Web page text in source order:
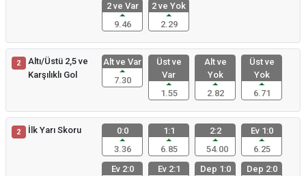
2 ve Var
9.46
2 ve Yok
2.29
2
Altı/Üstü 2,5 ve
Karşılıklı Gol
Alt ve Var
7.30
Üst ve
Var
1.55
Alt ve
Yok
2.82
Üst ve
Yok
6.71
2 İlk Yarı Skoru
0:0
3.36
1:1
6.85
2:2
54.00
Ev 1:0
6.25
Ev 2:0
Ev 2:1
Dep 1:0
Dep 2:0